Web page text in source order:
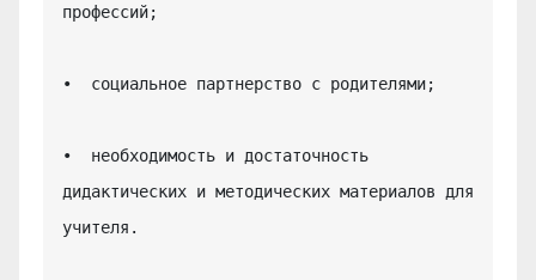
профессий;
•  социальное партнерство с родителями;
•  необходимость и достаточность
дидактических и методических материалов для
учителя.